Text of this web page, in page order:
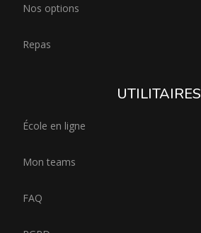
Nos options
Repas
UTILITAIRES
École en ligne
Mon teams
FAQ